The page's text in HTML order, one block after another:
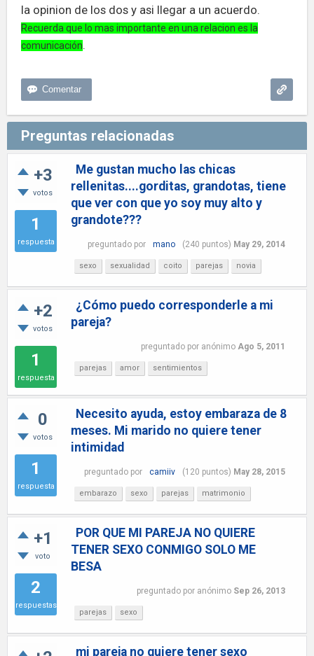
la opinion de los dos y asi llegar a un acuerdo.
Recuerda que lo mas importante en una relacion es la
comunicación.
Preguntas relacionadas
+3
votos
1
respuesta
Me gustan mucho las chicas
rellenitas....gorditas, grandotas, tiene
que ver con que yo soy muy alto y
grandote???
preguntado por mano (240 puntos) May 29, 2014
sexo sexualidad coito parejas novia
+2
votos
1
respuesta
¿Cómo puedo corresponderle a mi
pareja?
preguntado por anónimo Ago 5, 2011
parejas amor sentimientos
0
votos
1
respuesta
Necesito ayuda, estoy embaraza de 8
meses. Mi marido no quiere tener
intimidad
preguntado por camiiv (120 puntos) May 28, 2015
embarazo sexo parejas matrimonio
+1
voto
2
respuestas
POR QUE MI PAREJA NO QUIERE
TENER SEXO CONMIGO SOLO ME
BESA
preguntado por anónimo Sep 26, 2013
parejas sexo
mi pareja no quiere tener sexo